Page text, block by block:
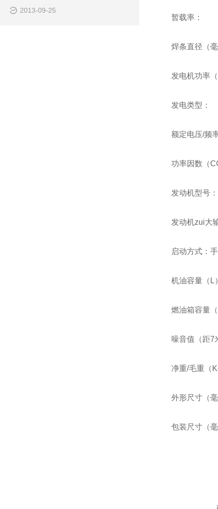
2013-09-25
暂载率：
焊条直径（
发电机功率
发电类型：
额定电压/频
功率因数（
发动机型号
发动机zui大
启动方式：
机油容量（L
燃油箱容量
噪音值（距7
净重/毛重（
外形尺寸（
包装尺寸（